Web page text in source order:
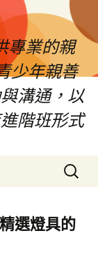
專業的親
少年親善
溝通，以
階班形式
搜
尋
鍵
字:
選燈具的